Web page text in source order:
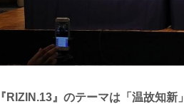
『RIZIN.13』のテーマは「温故知新」